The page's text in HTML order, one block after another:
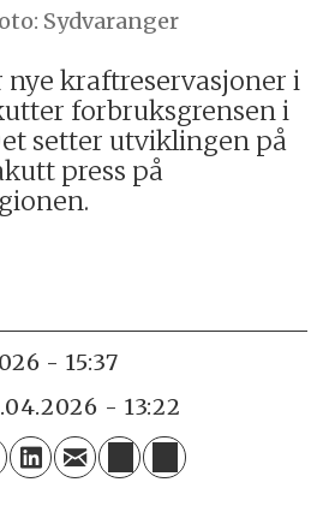
Sydvaranger
kraftreservasjoner i
forbruksgrensen i
setter utviklingen på
press på
- 15:37
- 13:22